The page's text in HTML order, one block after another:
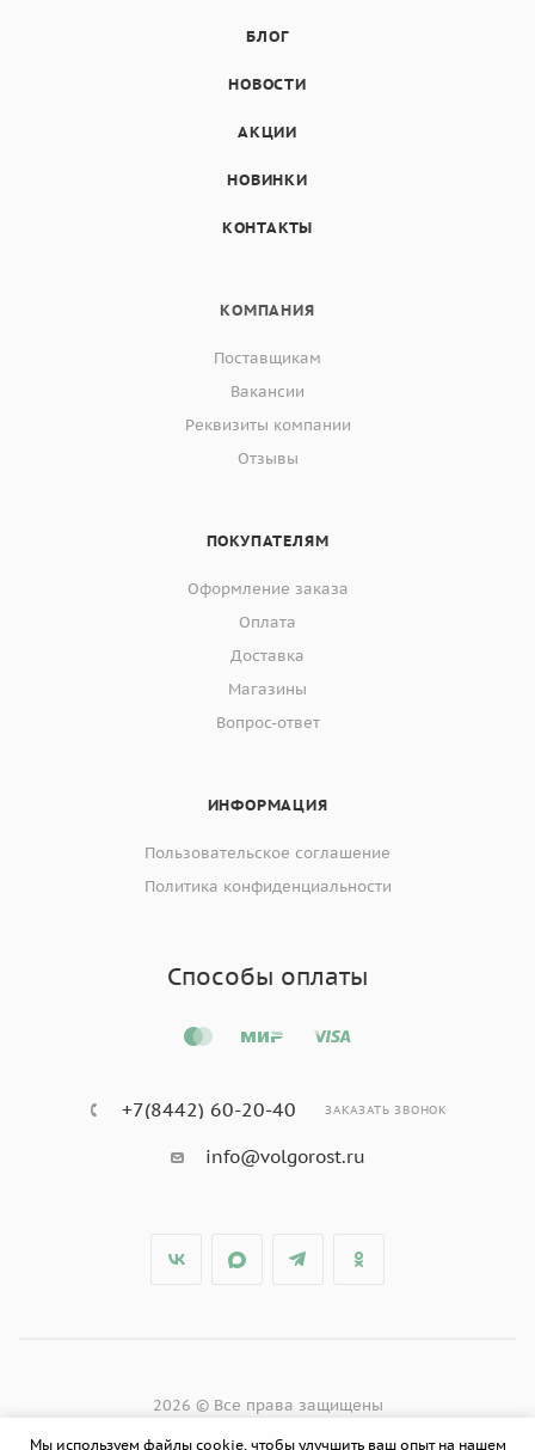
БЛОГ
НОВОСТИ
АКЦИИ
НОВИНКИ
КОНТАКТЫ
КОМПАНИЯ
Поставщикам
Вакансии
Реквизиты компании
Отзывы
ПОКУПАТЕЛЯМ
Оформление заказа
Оплата
Доставка
Магазины
Вопрос-ответ
ИНФОРМАЦИЯ
Пользовательское соглашение
Политика конфиденциальности
Способы оплаты
+7(8442) 60-20-40 ЗАКАЗАТЬ ЗВОНОК
info@volgorost.ru
2026 © Все права защищены
Мы используем файлы cookie, чтобы улучшить ваш опыт на нашем